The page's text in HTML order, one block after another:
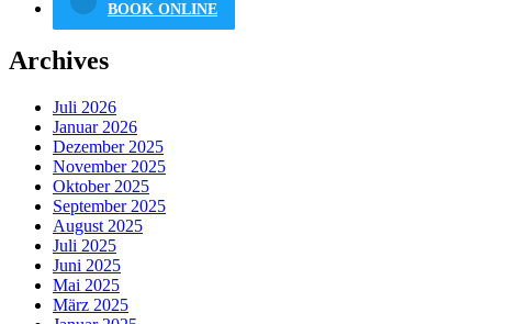
BOOK ONLINE
Archives
Juli 2026
Januar 2026
Dezember 2025
November 2025
Oktober 2025
September 2025
August 2025
Juli 2025
Juni 2025
Mai 2025
März 2025